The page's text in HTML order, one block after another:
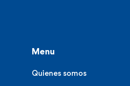
Menu
Quienes somos